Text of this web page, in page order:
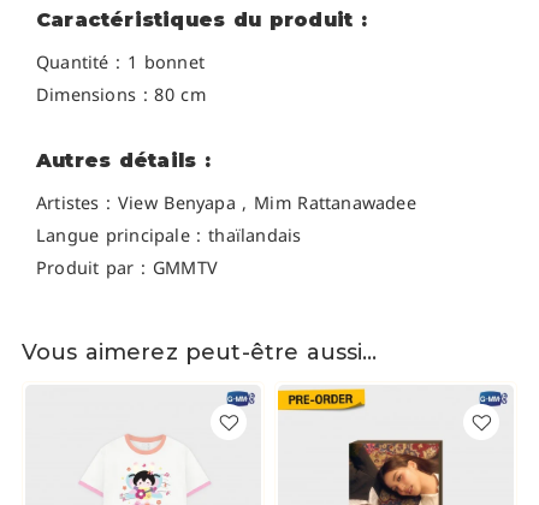
Caractéristiques du produit :
Quantité : 1 bonnet
Dimensions : 80 cm
Autres détails :
Artistes : View Benyapa , Mim Rattanawadee
Langue principale : thaïlandais
Produit par : GMMTV
Vous aimerez peut-être aussi…